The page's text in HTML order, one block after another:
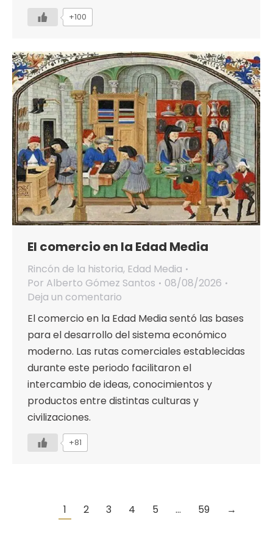
+100
El comercio en la Edad Media
Rincón de la historia, Edad Media
Por Alberto Gómez Santos
08/08/2026
Deja un comentario
El comercio en la Edad Media sentó las bases
para el desarrollo del sistema económico
moderno. Las rutas comerciales establecidas
durante este periodo facilitaron el
intercambio de ideas, conocimientos y
productos entre distintas culturas y
civilizaciones.
+81
1 2 3 4 5 … 59 →